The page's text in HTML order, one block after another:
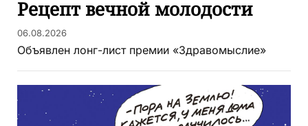
Рецепт вечной молодости
06.08.2026
Объявлен лонг-лист премии «Здравомыслие»